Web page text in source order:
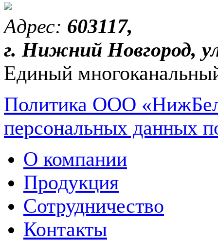
Адрес: 603117,
г. Нижний Новгород,
Единый
Политика ООО
персональных данных
О компании
Продукция
Сотрудничество
Контакты